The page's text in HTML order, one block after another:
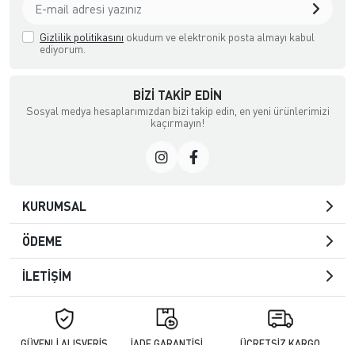
Gizlilik politikasını okudum ve elektronik posta almayı kabul
ediyorum.
BIZI TAKIP EDIN
Sosyal medya hesaplarımızdan bizi takip edin, en yeni ürünlerimizi
kaçırmayın!
KURUMSAL
ÖDEME
İLETİŞİM